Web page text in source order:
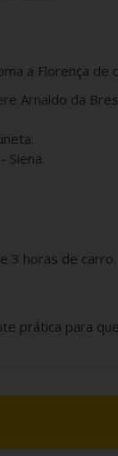
a Florença de
Arnaldo da
Siena.
3 horas de carro.
prática para